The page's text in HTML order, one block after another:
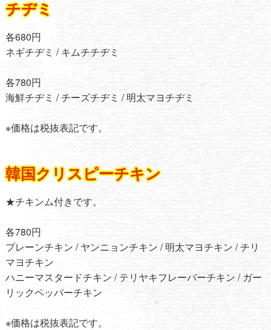
チヂミ
各680円
ネギチヂミ / キムチチヂミ
各780円
海鮮チヂミ / チーズチヂミ / 明太マヨチヂミ
※価格は税抜表記です。
韓国クリスピーチキン
★チキンム付きです。
各780円
プレーンチキン / ヤンニョンチキン / 明太マヨチキン / チリ
マヨチキン
ハニーマスタードチキン / テリヤキフレーバーチキン / ガー
リックペッパーチキン
※価格は税抜表記です。